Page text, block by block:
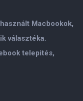
Macbookok,
választéka.
telepités,